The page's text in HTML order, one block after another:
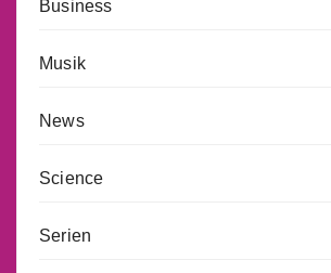
Business
Musik
News
Science
Serien